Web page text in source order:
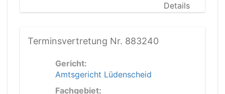
Details
Terminsvertretung Nr. 883240
Gericht:
Amtsgericht Lüdenscheid
Fachgebiet: